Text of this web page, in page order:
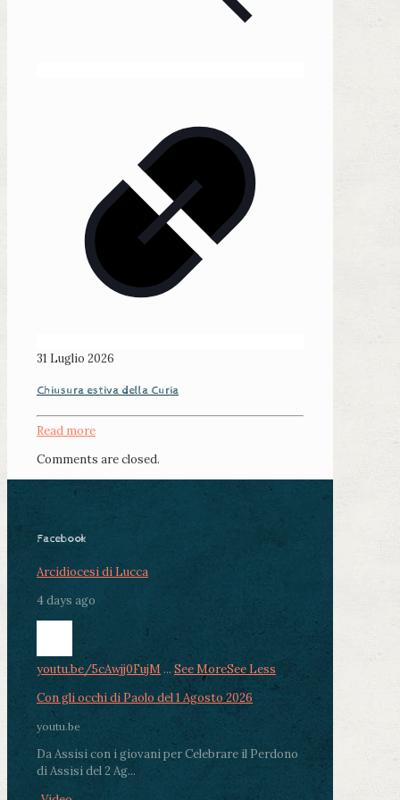
31 Luglio 2026
Chiusura estiva della Curia
Read more
Comments are closed.
Facebook
Arcidiocesi di Lucca
4 days ago
youtu.be/5cAwjj0FujM ... See MoreSee Less
Con gli occhi di Paolo del 1 Agosto 2026
youtu.be
Da Assisi con i giovani per Celebrare il Perdono
di Assisi del 2 Ag...